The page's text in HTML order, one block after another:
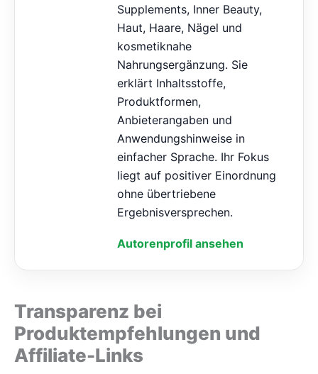
Supplements, Inner Beauty,
Haut, Haare, Nägel und
kosmetiknahe
Nahrungsergänzung. Sie
erklärt Inhaltsstoffe,
Produktformen,
Anbieterangaben und
Anwendungshinweise in
einfacher Sprache. Ihr Fokus
liegt auf positiver Einordnung
ohne übertriebene
Ergebnisversprechen.
Autorenprofil ansehen
Transparenz bei
Produktempfehlungen und
Affiliate-Links